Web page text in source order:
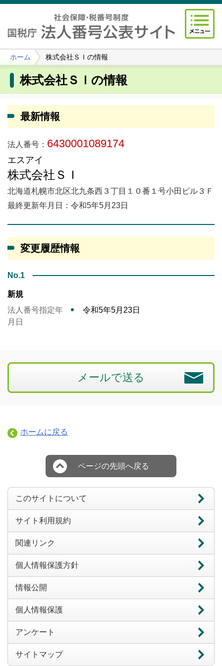
ホーム 株式会社ＳＩの情報
株式会社ＳＩの情報
最新情報
法人番号： 6430001089174
エスアイ
株式会社ＳＩ
北海道札幌市北区北九条西３丁目１０番１号小田ビル３Ｆ
最終更新年月日：令和5年5月23日
変更履歴情報
No.1
新規
法人番号指定年
月日
令和5年5月23日
メールで送る
ホームに戻る
ページの先頭へ戻る
このサイトについて
サイト利用規約
関連リンク
個人情報保護方針
情報公開
個人情報保護
アンケート
サイトマップ